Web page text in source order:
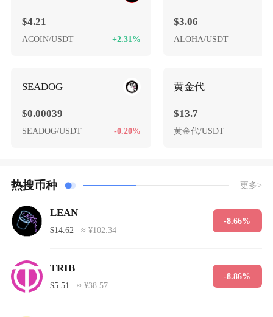
$4.21
ACOIN/USDT +2.31%
SEADOG
$0.00039
SEADOG/USDT -0.20%
$3.06
ALOHA/USDT
黄金代
$13.7
黄金代/USDT
热搜币种 更多>
LEAN
$14.62 ≈ ¥102.34
-8.66%
TRIB
$5.51 ≈ ¥38.57
-8.86%